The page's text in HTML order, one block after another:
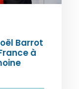
Barrot
à